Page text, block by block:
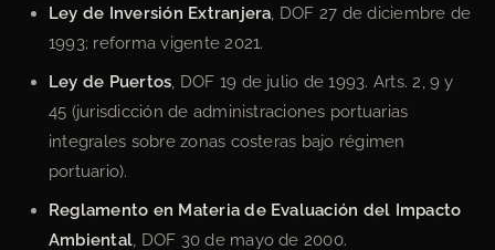
Ley de Inversión Extranjera , DOF 27 de diciembre de
1993; reforma vigente 2021.
Ley de Puertos , DOF 19 de julio de 1993. Arts. 2, 9 y
45 (jurisdicción de administraciones portuarias
integrales sobre zonas costeras bajo régimen
portuario).
Reglamento en Materia de Evaluación del Impacto
Ambiental , DOF 30 de mayo de 2000.